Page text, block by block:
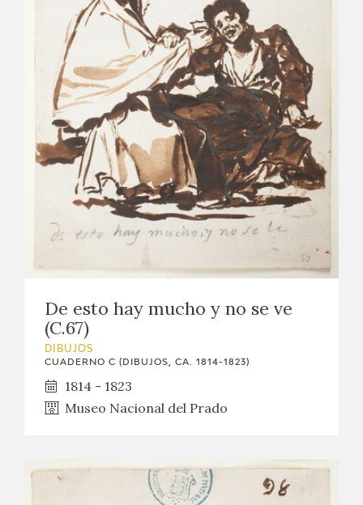
De esto hay mucho y no se ve
(C.67)
DIBUJOS
CUADERNO C (DIBUJOS, CA. 1814-1823)
1814 - 1823
Museo Nacional del Prado